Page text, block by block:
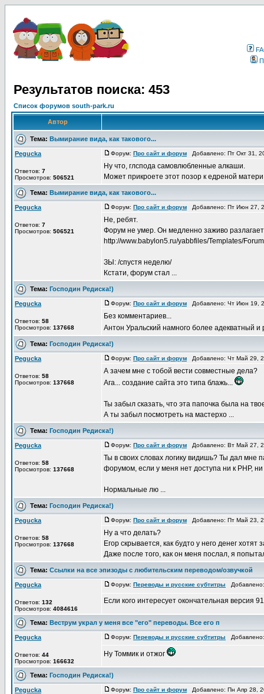
Результатов поиска: 453
Список форумов south-park.ru
Автор
Тема: Вымирание вида, как такового...
Pegucka
Ответов: 7
Просмотров: 506521
Форум: Про сайт и форум Добавлено: Пт Окт 31,
Ну что, глспода самовлюбленные алкаши.
Может прикроете этот позор к едреной
Тема: Вымирание вида, как такового...
Pegucka
Ответов: 7
Просмотров: 506521
Форум: Про сайт и форум Добавлено: Пт Июн 27,
Не, ребят.
Форум не умер. Он медленно заживо
http://www.babylon5.ru/yabbfiles/Templates/
ЗЫ: /спустя неделю/
Кстати, форум стал ...
Тема: Господин Редиска!)
Pegucka
Ответов: 58
Просмотров: 137668
Форум: Про сайт и форум Добавлено: Чт Июн 19,
Без комментариев...
Антон Уральский намного более адекватный
Тема: Господин Редиска!)
Pegucka
Ответов: 58
Просмотров: 137668
Форум: Про сайт и форум Добавлено: Чт Май 29,
А зачем мне с тобой вести совместные дела?
Ага... создание сайта это типа блажь...
Ты забыл сказать, что эта папочка была на
А ты забыл посмотреть на мастерхо ...
Тема: Господин Редиска!)
Pegucka
Ответов: 58
Просмотров: 137668
Форум: Про сайт и форум Добавлено: Вт Май 27,
Ты в своих словах логику видишь? Ты дал мне
форумом, если у меня нет доступа ни к PHP,
Нормальные лю ...
Тема: Господин Редиска!)
Pegucka
Ответов: 58
Просмотров: 137668
Форум: Про сайт и форум Добавлено: Пт Май 23,
Ну а что делать?
Егор скрывается, как будто у него денег
Даже после того, как он меня послал, я
Тема: Ссылки на все эпизоды с любительским переводом/озвучкой
Pegucka
Ответов: 132
Просмотров: 4084616
Форум: Переводы и русские субтитры
Если кого интересует окончательная версия
Тема: Веструм украл у меня все "его" переводы. Все его п
Pegucka
Ответов: 44
Просмотров: 166632
Форум: Переводы и русские субтитры
Ну Томмик и отжог
Тема: Господин Редиска!)
Pegucka Форум: Про сайт и форум Добавлено: Пн Апр 28,